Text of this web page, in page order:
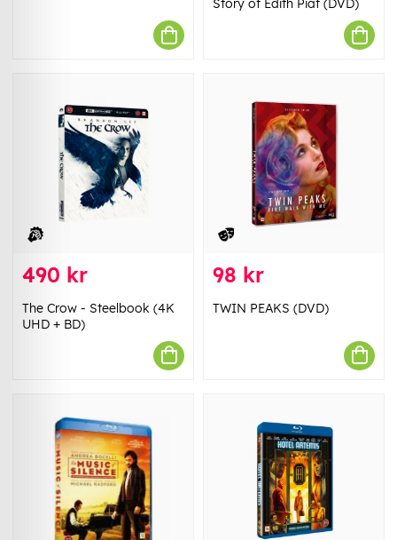
Story of Edith Piaf (DVD)
490 kr
The Crow - Steelbook (4K
UHD + BD)
98 kr
TWIN PEAKS (DVD)